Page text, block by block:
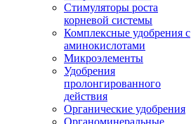
Стимуляторы роста
корневой системы
Комплексные удобрения с
аминокислотами
Микроэлементы
Удобрения
пролонгированного
действия
Органические удобрения
Органоминеральные